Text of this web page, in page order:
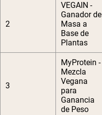
2
VEGAIN -
Ganador de
Masa a
Base de
Plantas
3
MyProtein -
Mezcla
Vegana
para
Ganancia
de Peso